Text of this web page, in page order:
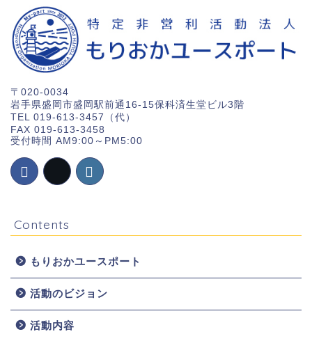
〒020-0034
岩手県盛岡市盛岡駅前通16-15保科済生堂ビル3階
TEL 019-613-3457（代）
FAX 019-613-3458
受付時間 AM9:00～PM5:00
Contents
もりおかユースポート
活動のビジョン
活動内容
ホーム